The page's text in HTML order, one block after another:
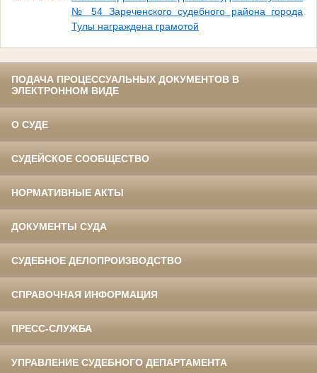
№ 54 Зареченского судебного района города
Тулы награждена грамотой
ПОДАЧА ПРОЦЕССУАЛЬНЫХ ДОКУМЕНТОВ В
ЭЛЕКТРОННОМ ВИДЕ
О СУДЕ
СУДЕЙСКОЕ СООБЩЕСТВО
НОРМАТИВНЫЕ АКТЫ
ДОКУМЕНТЫ СУДА
СУДЕБНОЕ ДЕЛОПРОИЗВОДСТВО
СПРАВОЧНАЯ ИНФОРМАЦИЯ
ПРЕСС-СЛУЖБА
УПРАВЛЕНИЕ СУДЕБНОГО ДЕПАРТАМЕНТА